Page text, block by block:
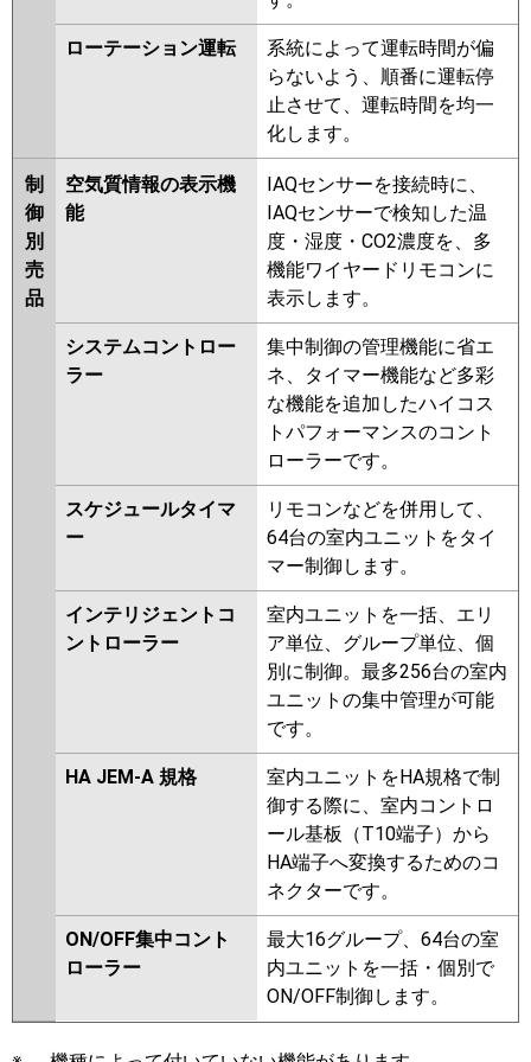
ローテーション運転
系統によって運転時間が偏
らないよう、順番に運転停
止させて、運転時間を均一
化します。
制
御
別
売
品
空気質情報の表示機
能
IAQセンサーを接続時に、
IAQセンサーで検知した温
度・湿度・CO2濃度を、多
機能ワイヤードリモコンに
表示します。
システムコントロー
ラー
集中制御の管理機能に省エ
ネ、タイマー機能など多彩
な機能を追加したハイコス
トパフォーマンスのコント
ローラーです。
スケジュールタイマ
ー
リモコンなどを併用して、
64台の室内ユニットをタイ
マー制御します。
インテリジェントコ
ントローラー
室内ユニットを一括、エリ
ア単位、グループ単位、個
別に制御。最多256台の室内
ユニットの集中管理が可能
です。
HA JEM-A 規格
室内ユニットをHA規格で制
御する際に、室内コントロ
ール基板（T10端子）から
HA端子へ変換するためのコ
ネクターです。
ON/OFF集中コント
ローラー
最大16グループ、64台の室
内ユニットを一括・個別で
ON/OFF制御します。